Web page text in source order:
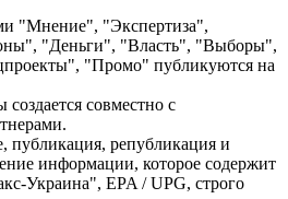
"Мнение", "Экспертиза",
"Деньги", "Власть", "Выборы",
"Промо" публикуются на
совместно с
публикация, републикация и
информации, которое содержит
Украина", EPA / UPG, строго